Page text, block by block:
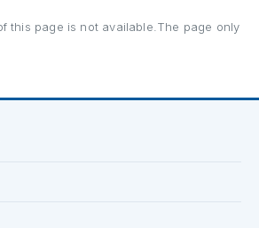
this page is not available.The page only